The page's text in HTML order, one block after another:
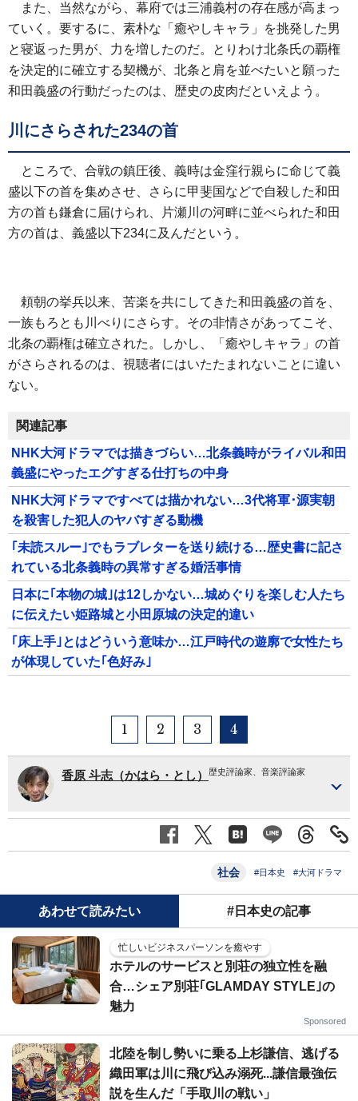
また、当然ながら、幕府では三浦義村の存在感が高まっ
ていく。要するに、素朴な「癒やしキャラ」を挑発した男
と寝返った男が、力を増したのだ。とりわけ北条氏の覇権
を決定的に確立する契機が、北条と肩を並べたいと願った
和田義盛の行動だったのは、歴史の皮肉だといえよう。
川にさらされた234の首
ところで、合戦の鎮圧後、義時は金窪行親らに命じて義
盛以下の首を集めさせ、さらに甲斐国などで自殺した和田
方の首も鎌倉に届けられ、片瀬川の河畔に並べられた和田
方の首は、義盛以下234に及んだという。
頼朝の挙兵以来、苦楽を共にしてきた和田義盛の首を、
一族もろとも川べりにさらす。その非情さがあってこそ、
北条の覇権は確立された。しかし、「癒やしキャラ」の首
がさらされるのは、視聴者にはいたたまれないことに違い
ない。
関連記事
NHK大河ドラマでは描きづらい…北条義時がライバル和田
義盛にやったエグすぎる仕打ちの中身
NHK大河ドラマですべては描かれない…3代将軍･源実朝
を殺害した犯人のヤバすぎる動機
｢未読スルー｣でもラブレターを送り続ける…歴史書に記さ
れている北条義時の異常すぎる婚活事情
日本に｢本物の城｣は12しかない…城めぐりを楽しむ人たち
に伝えたい姫路城と小田原城の決定的違い
｢床上手｣とはどういう意味か…江戸時代の遊廓で女性たち
が体現していた｢色好み｣
1 2 3 4
香原 斗志（かはら・とし） 歴史評論家、音楽評論家
社会 #日本史 #大河ドラマ
あわせて読みたい #日本史の記事
忙しいビジネスパーソンを癒やす
ホテルのサービスと別荘の独立性を融
合…シェア別荘｢GLAMDAY STYLE｣の
魅力
Sponsored
北陸を制し勢いに乗る上杉謙信、逃げる
織田軍は川に飛び込み溺死...謙信最強伝
説を生んだ「手取川の戦い」